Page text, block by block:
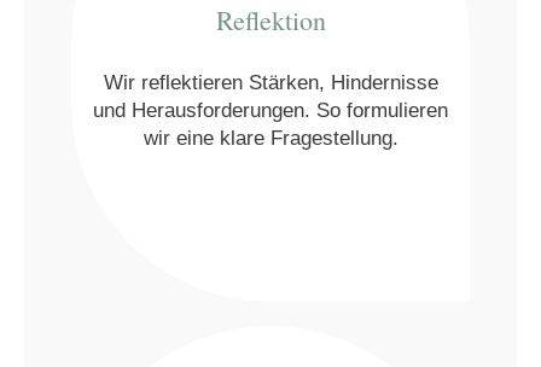
Reflektion
Wir reflektieren Stärken, Hindernisse
und Herausforderungen. So formulieren
wir eine klare Fragestellung.